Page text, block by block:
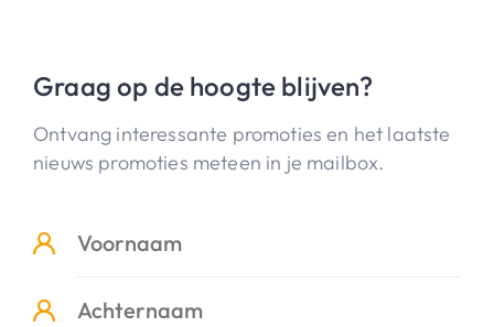
Graag op de hoogte blijven?
Ontvang interessante promoties en het laatste
nieuws promoties meteen in je mailbox.